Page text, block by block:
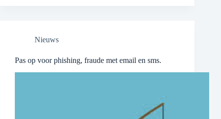
Nieuws
Pas op voor phishing, fraude met email en sms.